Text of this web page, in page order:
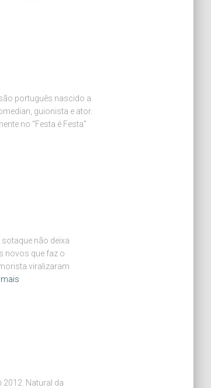
português nascido a
guionista e ator.
no “Festa é Festa”
sotaque não deixa
novos que faz o
viralizaram
mais
Natural da